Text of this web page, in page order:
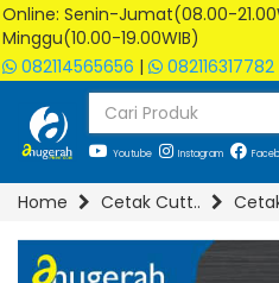
Online: Senin-Jumat(08.00-
Minggu(10.00-19.00WIB)
082114565656 | 082116317782
Youtube Instagram
Home Cetak Cutt..